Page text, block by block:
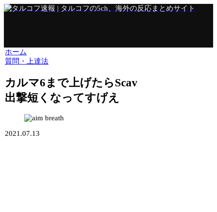
ホーム
質問・上達法
カルマ6まで上げたらScav
出撃短くなってすげえ
2021.07.13